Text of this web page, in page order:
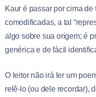
Kaur é passar por cima
comodificadas, a tal
algo sobre sua origem; é
genérica e de fácil
O leitor não irá ler um
relê-lo (ou dele recordar),